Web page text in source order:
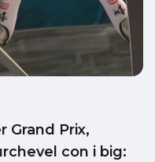
Grand Prix,
con i big: